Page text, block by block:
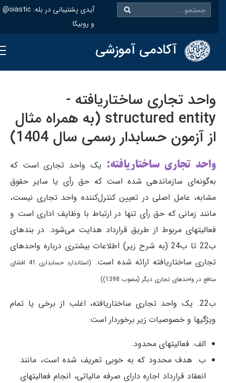
@oiastic :آیدی پشتیبانی در بله
و روبیکا
آکادمی آموزشی
واحد تجاری ساختاریافته -
structured entity (به همراه مثال
از آزمون حسابدار رسمی سال 1404)
واحد تجاری ساختاریافته:یک واحد تجاری است که
به‌گونه‌ای سازماندهی شده است که حق رأی یا سایر حقوق
مشابه، عامل اصلی در تعیین کنترل‌کننده واحد تجاری نیست،
مانند زمانی که حق رأی‌ تنها در ارتباط با وظایف اداری است و
فعالیتهای مربوط از طریق قرارداد هدایت می‌شود. در بند‌های
ب22 تا ب24 (به شرح زیر) اطلاعات بیشتری درباره واحدهای
تجاری ساختاریافته ارائه شده است.
(استاندارد حسابداری 41 افشای
منافع در واحدهای تجاری دیگر (مصوب 1398))
ب22. یک واحد تجاری ساختاریافته، اغلب از برخی یا تمام
ویژگیها و خصوصیات زیر برخوردار است:
الف. فعالیتهای محدود.
ب. هدف محدود که به خوبی تعریف شده است، مانند
انعقاد قرارداد اجاره دارای صرفه مالیاتی، انجام فعالیتهای